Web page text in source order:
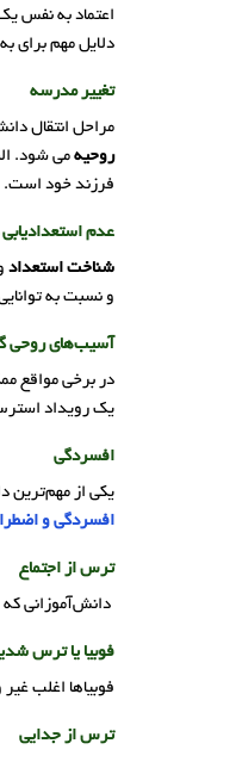
اعتماد به نفس
دلایل مهم برای
تغییر مدرسه
مراحل انتقال
روحیه می شود.
فرزند خود است.
عدم
شناخت استعداد
و نسبت به
آسیب‌های روحی
در برخی مواقع
یک رویداد
افسردگی
یکی از مهم‌ترین
افسردگی و
ترس از اجتماع
دانش‌آموزانی
فوبیا یا ترس
فوبیاها اغلب
ترس از جدایی